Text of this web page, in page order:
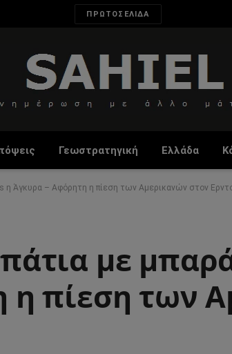
ΠΡΩΤΟΣΕΛΙΔΑ
Γεωστρατηγική Ελλάδα
η Άγκυρα – Αφόρητη η πίεση των Αμερικανών στον
με
η πίεση των